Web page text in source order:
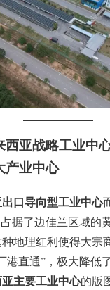
西亚战略工业中
产业中心
口导向型工业中心
据了边佳兰区域的
地理红利使得大宗
港直通”，极大降低
主要工业中心的版